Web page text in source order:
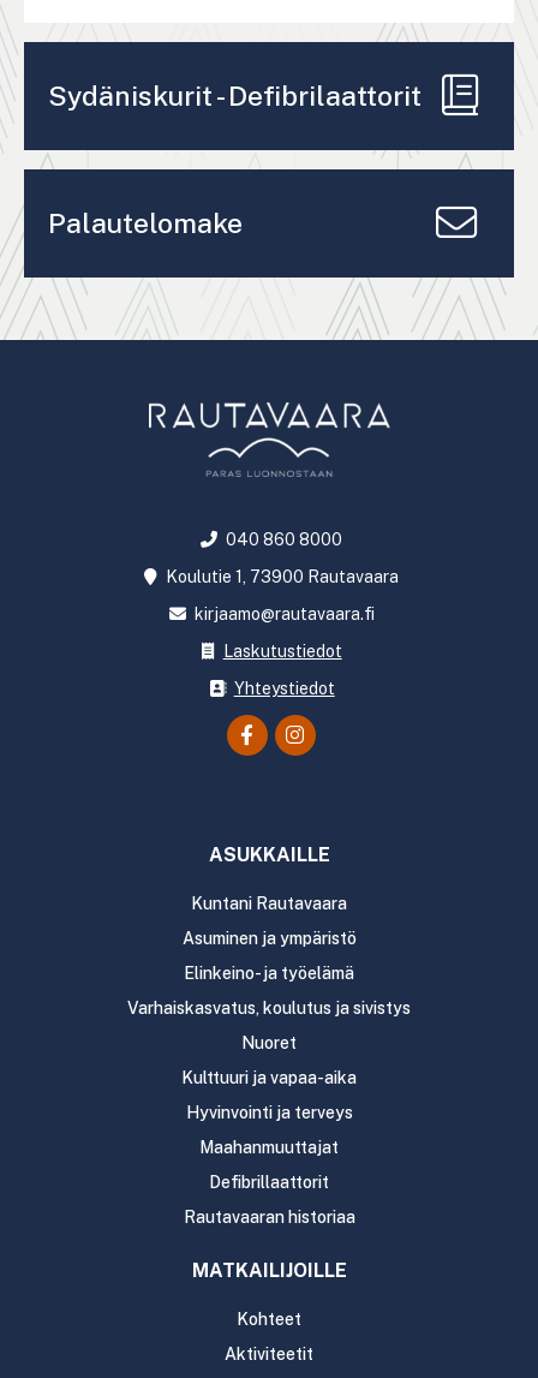
Sydäniskurit - Defibrilaattorit
Palautelomake
040 860 8000
Koulutie 1, 73900 Rautavaara
kirjaamo@rautavaara.fi
Laskutustiedot
Yhteystiedot
ASUKKAILLE
Kuntani Rautavaara
Asuminen ja ympäristö
Elinkeino- ja työelämä
Varhaiskasvatus, koulutus ja sivistys
Nuoret
Kulttuuri ja vapaa-aika
Hyvinvointi ja terveys
Maahanmuuttajat
Defibrillaattorit
Rautavaaran historiaa
MATKAILIJOILLE
Kohteet
Aktiviteetit